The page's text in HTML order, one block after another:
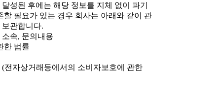
성된 후에는 해당 정보를 지체 없이 파기
필요가 있는 경우 회사는 아래와 같이 관
관합니다.
속, 문의내용
한 법률
전자상거래등에서의 소비자보호에 관한